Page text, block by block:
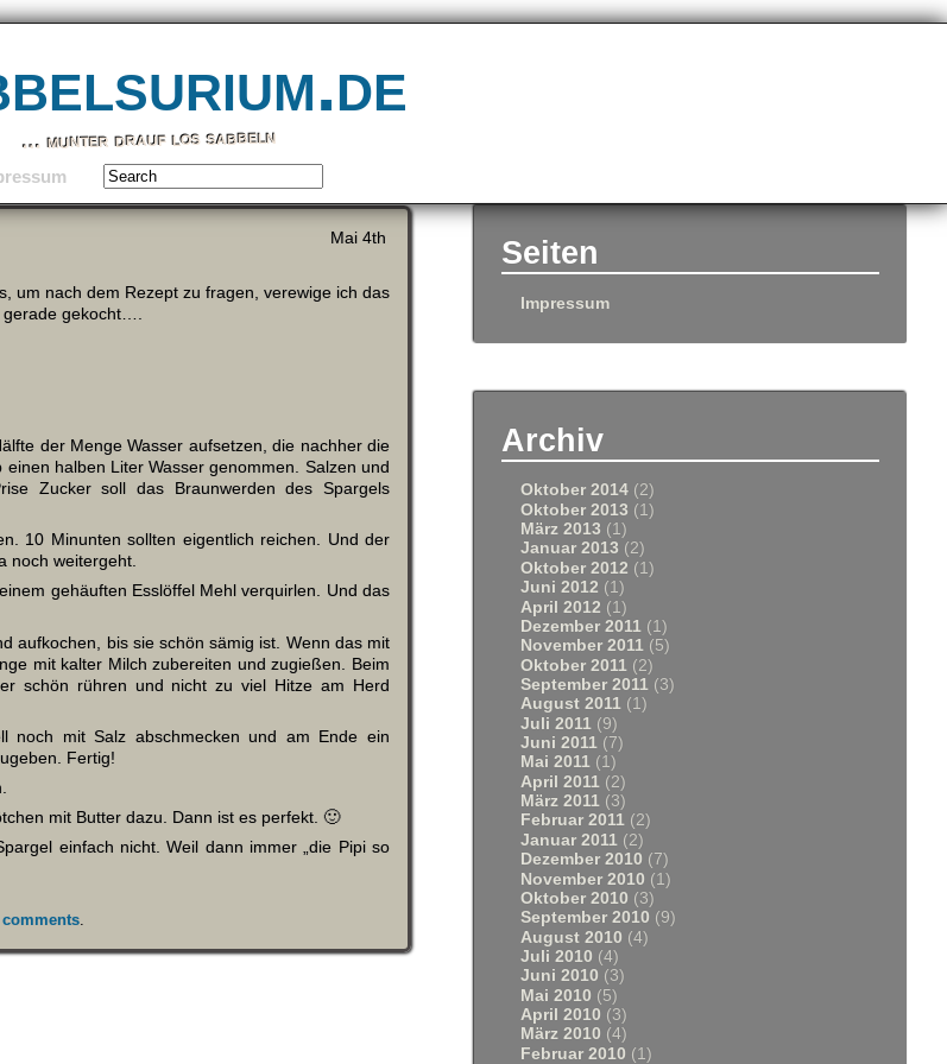
… munter drauf los sabbeln
Mai 4th
um nach dem Rezept zu fragen, verewige ich das
gekocht….
der Menge Wasser aufsetzen, die nachher die
halben Liter Wasser genommen. Salzen und
Zucker soll das Braunwerden des Spargels
10 Minunten sollten eigentlich reichen. Und der
noch weitergeht.
gehäuften Esslöffel Mehl verquirlen. Und das
aufkochen, bis sie schön sämig ist. Wenn das mit
mit kalter Milch zubereiten und zugießen. Beim
schön rühren und nicht zu viel Hitze am Herd
noch mit Salz abschmecken und am Ende ein
Fertig!
mit Butter dazu. Dann ist es perfekt. 🙂
einfach nicht. Weil dann immer „die Pipi so
comments
Seiten
Impressum
Archiv
Oktober 2014 (2)
Oktober 2013 (1)
März 2013 (1)
Januar 2013 (2)
Oktober 2012 (1)
Juni 2012 (1)
April 2012 (1)
Dezember 2011 (1)
November 2011 (5)
Oktober 2011 (2)
September 2011 (3)
August 2011 (1)
Juli 2011 (9)
Juni 2011 (7)
Mai 2011 (1)
April 2011 (2)
März 2011 (3)
Februar 2011 (2)
Januar 2011 (2)
Dezember 2010 (7)
November 2010 (1)
Oktober 2010 (3)
September 2010 (9)
August 2010 (4)
Juli 2010 (4)
Juni 2010 (3)
Mai 2010 (5)
April 2010 (3)
März 2010 (4)
Februar 2010 (1)